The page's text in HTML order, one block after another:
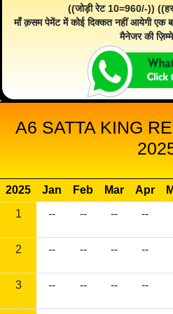
((जोड़ी रेट 10=960/-))
माँ क़सम पेमेंट में कोई दिक्कत नहीं आयेगी एक
मैनेजर की
A6 SATTA KING
2025 Jan Feb Mar Apr
1
-- -- -- --
2 -- -- -- --
3 -- -- -- --